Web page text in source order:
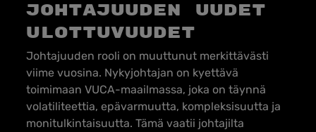
Johtajuuden uudet
ulottuvuudet
Johtajuuden rooli on muuttunut merkittävästi
viime vuosina. Nykyjohtajan on kyettävä
toimimaan VUCA-maailmassa, joka on täynnä
volatiliteettia, epävarmuutta, kompleksisuutta ja
monitulkintaisuutta. Tämä vaatii johtajilta